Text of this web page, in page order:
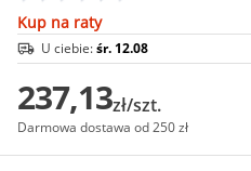
Kup na raty
U ciebie:śr. 12.08
237,13zł/szt.
Darmowa dostawa od 250 zł